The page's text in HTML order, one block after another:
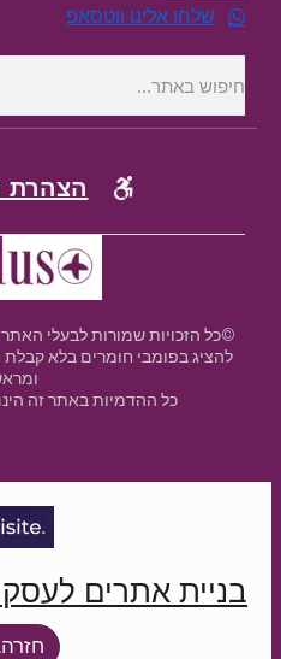
שלחו אלינו ווטסאפ
הצהרת
©כל הזכויות שמורות לבעלי
להציג בפומבי חומרים בלא
כל ההדמיות באתר זה
בניית אתרים
חזרה